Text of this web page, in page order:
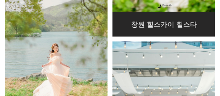
창원 힐스카이 힐스타